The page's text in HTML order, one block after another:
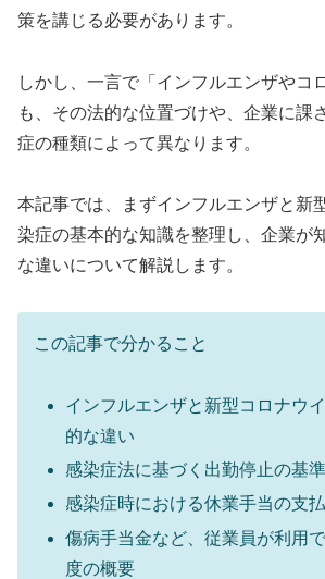
策を講じる必要があります。
しかし、一言で「インフルエンザやコ
も、その法的な位置づけや、企業に課
症の種類によって異なります。
本記事では、まずインフルエンザと新
染症の基本的な知識を整理し、企業が
な違いについて解説します。
この記事で分かること
インフルエンザと新型コロナウ
的な違い
感染症法に基づく出勤停止の基
感染症時における休業手当の支
傷病手当金など、従業員が利用
度の概要